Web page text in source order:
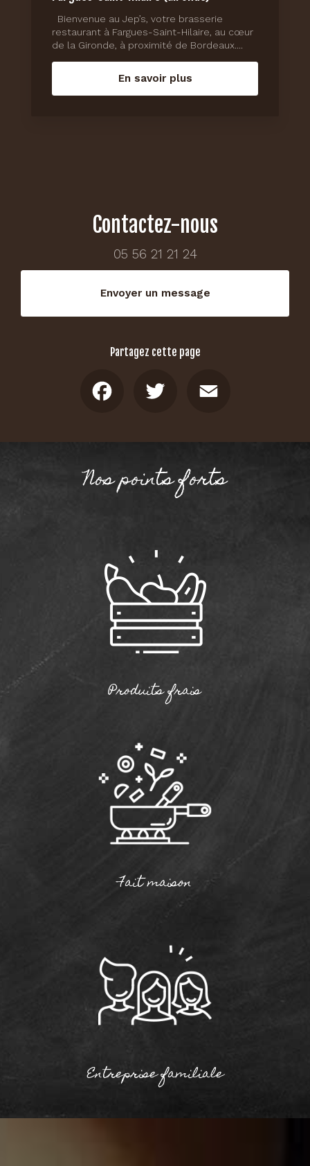
Bienvenue au Jep’s, votre brasserie
restaurant à Fargues-Saint-Hilaire, au cœur
de la Gironde, à proximité de Bordeaux....
En savoir plus
Contactez-nous
05 56 21 21 24
Envoyer un message
Partagez cette page
Nos points forts
Produits frais
Fait maison
Entreprise familiale